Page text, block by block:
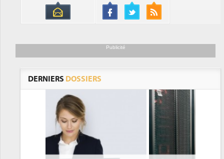
Publicité
DERNIERS DOSSIERS